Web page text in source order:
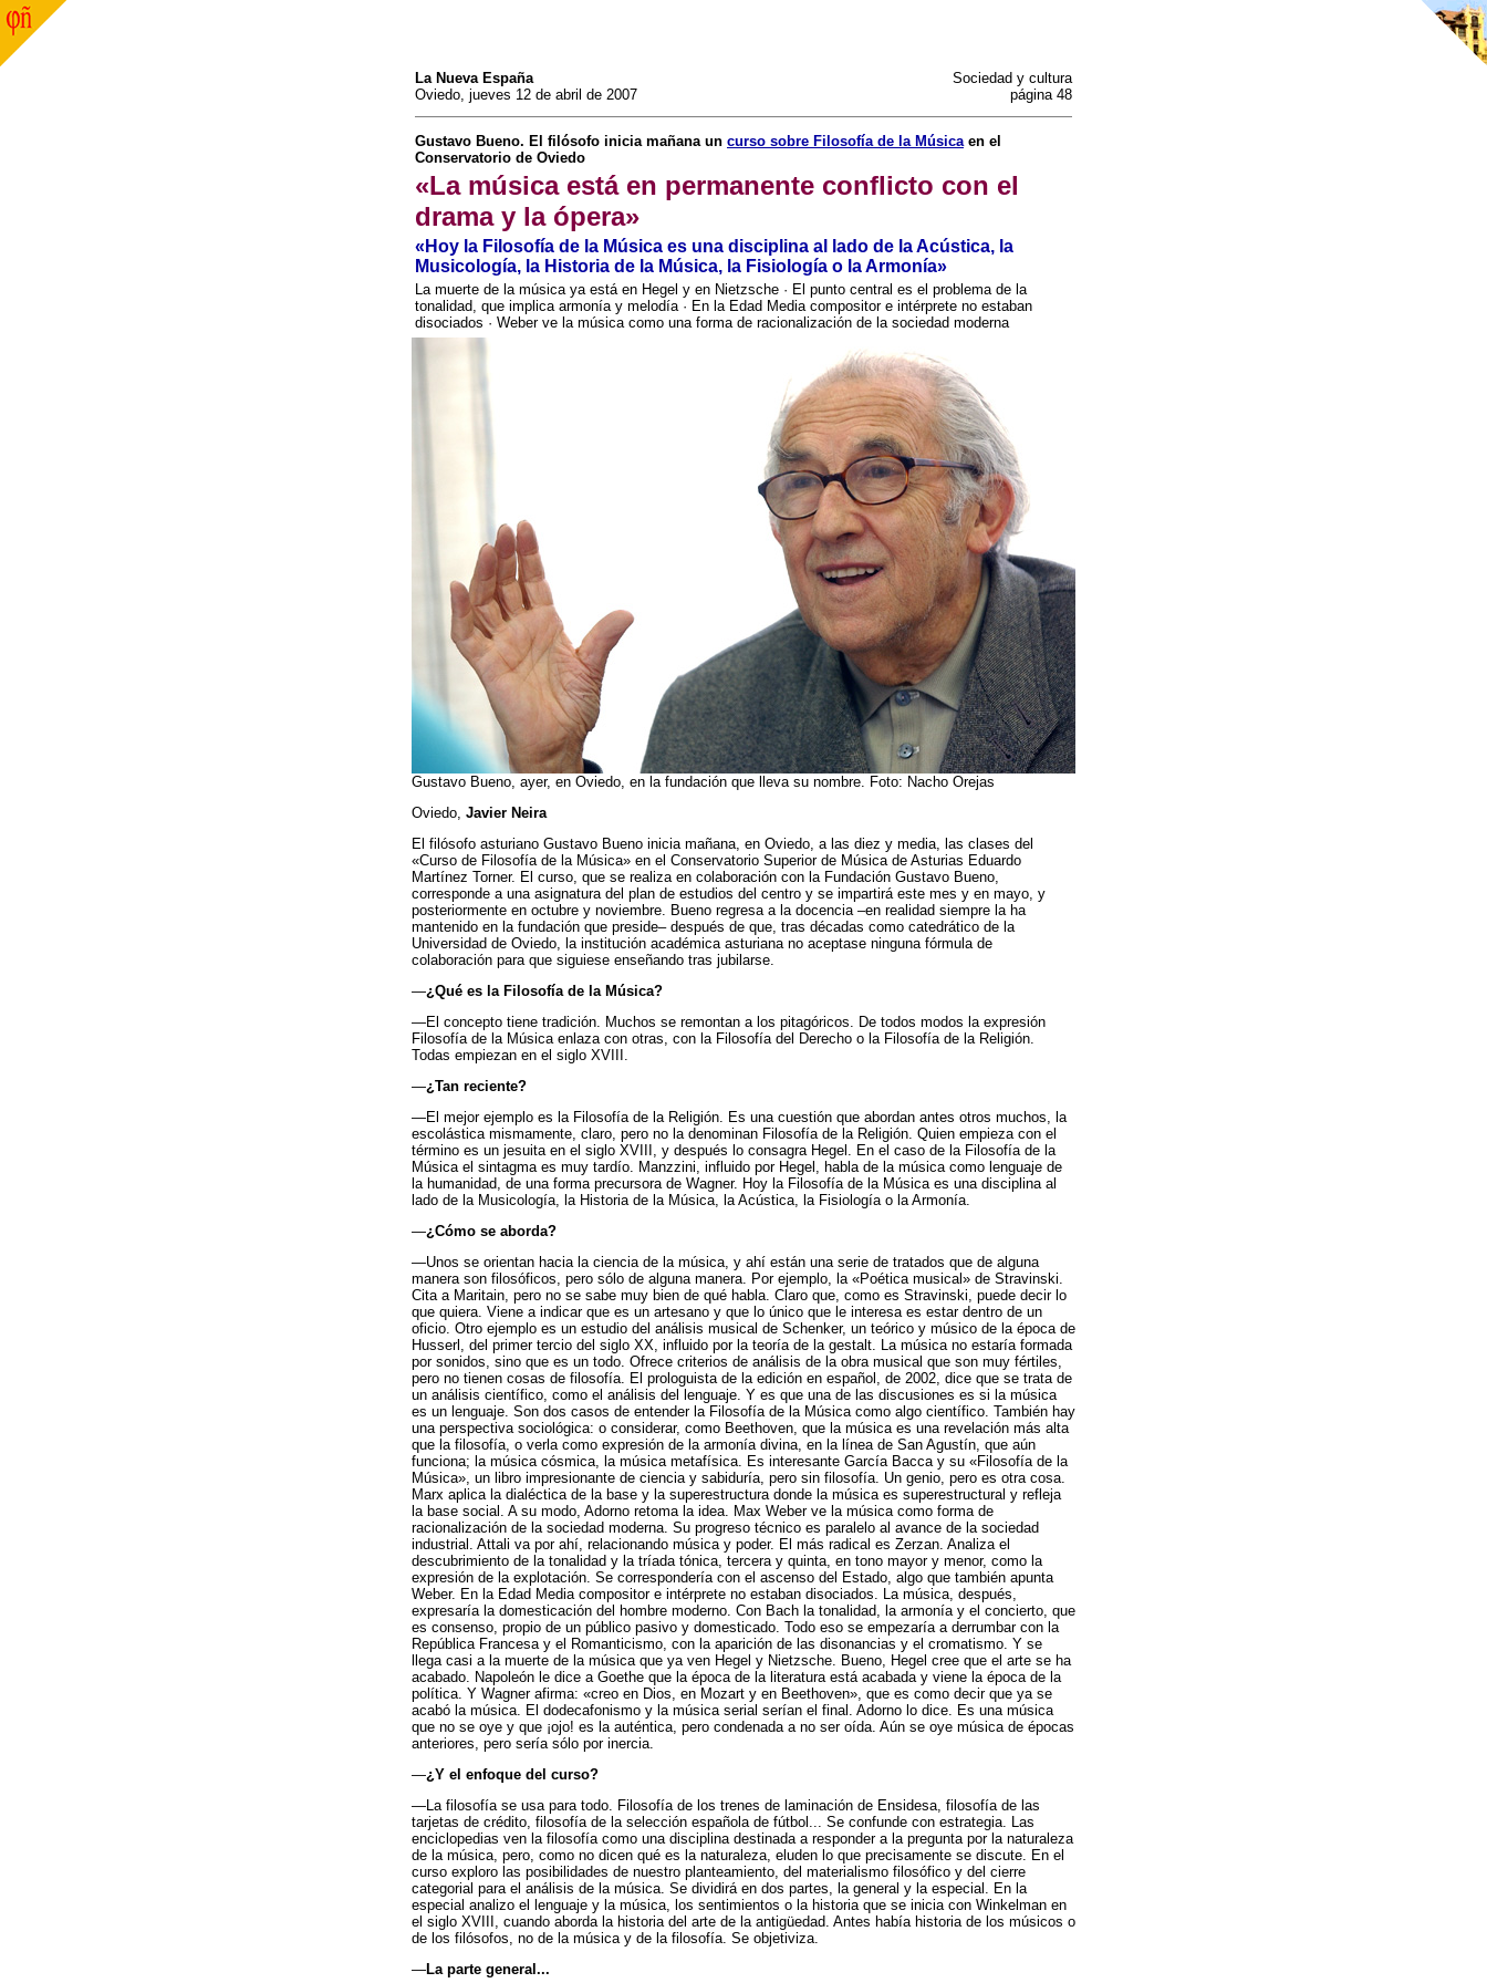
La Nueva España
Oviedo, jueves 12 de abril de 2007
Sociedad y cultura
página 48
Gustavo Bueno. El filósofo inicia mañana un curso sobre Filosofía de la Músicaen el
Conservatorio de Oviedo
«La música está en permanente conflicto con el
drama y la ópera»
«Hoy la Filosofía de la Música es una disciplina al lado de la Acústica, la
Musicología, la Historia de la Música, la Fisiología o la Armonía»
La muerte de la música ya está en Hegel y en Nietzsche · El punto central es el problema de la
tonalidad, que implica armonía y melodía · En la Edad Media compositor e intérprete no estaban
disociados · Weber ve la música como una forma de racionalización de la sociedad moderna
Gustavo Bueno, ayer, en Oviedo, en la fundación que lleva su nombre. Foto: Nacho Orejas
Oviedo, Javier Neira
El filósofo asturiano Gustavo Bueno inicia mañana, en Oviedo, a las diez y media, las clases del
«Curso de Filosofía de la Música» en el Conservatorio Superior de Música de Asturias Eduardo
Martínez Torner. El curso, que se realiza en colaboración con la Fundación Gustavo Bueno,
corresponde a una asignatura del plan de estudios del centro y se impartirá este mes y en mayo, y
posteriormente en octubre y noviembre. Bueno regresa a la docencia –en realidad siempre la ha
mantenido en la fundación que preside– después de que, tras décadas como catedrático de la
Universidad de Oviedo, la institución académica asturiana no aceptase ninguna fórmula de
colaboración para que siguiese enseñando tras jubilarse.
—¿Qué es la Filosofía de la Música?
—El concepto tiene tradición. Muchos se remontan a los pitagóricos. De todos modos la expresión
Filosofía de la Música enlaza con otras, con la Filosofía del Derecho o la Filosofía de la Religión.
Todas empiezan en el siglo XVIII.
—¿Tan reciente?
—El mejor ejemplo es la Filosofía de la Religión. Es una cuestión que abordan antes otros muchos, la
escolástica mismamente, claro, pero no la denominan Filosofía de la Religión. Quien empieza con el
término es un jesuita en el siglo XVIII, y después lo consagra Hegel. En el caso de la Filosofía de la
Música el sintagma es muy tardío. Manzzini, influido por Hegel, habla de la música como lenguaje de
la humanidad, de una forma precursora de Wagner. Hoy la Filosofía de la Música es una disciplina al
lado de la Musicología, la Historia de la Música, la Acústica, la Fisiología o la Armonía.
—¿Cómo se aborda?
—Unos se orientan hacia la ciencia de la música, y ahí están una serie de tratados que de alguna
manera son filosóficos, pero sólo de alguna manera. Por ejemplo, la «Poética musical» de Stravinski.
Cita a Maritain, pero no se sabe muy bien de qué habla. Claro que, como es Stravinski, puede decir lo
que quiera. Viene a indicar que es un artesano y que lo único que le interesa es estar dentro de un
oficio. Otro ejemplo es un estudio del análisis musical de Schenker, un teórico y músico de la época de
Husserl, del primer tercio del siglo XX, influido por la teoría de la gestalt. La música no estaría formada
por sonidos, sino que es un todo. Ofrece criterios de análisis de la obra musical que son muy fértiles,
pero no tienen cosas de filosofía. El prologuista de la edición en español, de 2002, dice que se trata de
un análisis científico, como el análisis del lenguaje. Y es que una de las discusiones es si la música
es un lenguaje. Son dos casos de entender la Filosofía de la Música como algo científico. También hay
una perspectiva sociológica: o considerar, como Beethoven, que la música es una revelación más alta
que la filosofía, o verla como expresión de la armonía divina, en la línea de San Agustín, que aún
funciona; la música cósmica, la música metafísica. Es interesante García Bacca y su «Filosofía de la
Música», un libro impresionante de ciencia y sabiduría, pero sin filosofía. Un genio, pero es otra cosa.
Marx aplica la dialéctica de la base y la superestructura donde la música es superestructural y refleja
la base social. A su modo, Adorno retoma la idea. Max Weber ve la música como forma de
racionalización de la sociedad moderna. Su progreso técnico es paralelo al avance de la sociedad
industrial. Attali va por ahí, relacionando música y poder. El más radical es Zerzan. Analiza el
descubrimiento de la tonalidad y la tríada tónica, tercera y quinta, en tono mayor y menor, como la
expresión de la explotación. Se correspondería con el ascenso del Estado, algo que también apunta
Weber. En la Edad Media compositor e intérprete no estaban disociados. La música, después,
expresaría la domesticación del hombre moderno. Con Bach la tonalidad, la armonía y el concierto, que
es consenso, propio de un público pasivo y domesticado. Todo eso se empezaría a derrumbar con la
República Francesa y el Romanticismo, con la aparición de las disonancias y el cromatismo. Y se
llega casi a la muerte de la música que ya ven Hegel y Nietzsche. Bueno, Hegel cree que el arte se ha
acabado. Napoleón le dice a Goethe que la época de la literatura está acabada y viene la época de la
política. Y Wagner afirma: «creo en Dios, en Mozart y en Beethoven», que es como decir que ya se
acabó la música. El dodecafonismo y la música serial serían el final. Adorno lo dice. Es una música
que no se oye y que ¡ojo! es la auténtica, pero condenada a no ser oída. Aún se oye música de épocas
anteriores, pero sería sólo por inercia.
—¿Y el enfoque del curso?
—La filosofía se usa para todo. Filosofía de los trenes de laminación de Ensidesa, filosofía de las
tarjetas de crédito, filosofía de la selección española de fútbol... Se confunde con estrategia. Las
enciclopedias ven la filosofía como una disciplina destinada a responder a la pregunta por la naturaleza
de la música, pero, como no dicen qué es la naturaleza, eluden lo que precisamente se discute. En el
curso exploro las posibilidades de nuestro planteamiento, del materialismo filosófico y del cierre
categorial para el análisis de la música. Se dividirá en dos partes, la general y la especial. En la
especial analizo el lenguaje y la música, los sentimientos o la historia que se inicia con Winkelman en
el siglo XVIII, cuando aborda la historia del arte de la antigüedad. Antes había historia de los músicos o
de los filósofos, no de la música y de la filosofía. Se objetiviza.
—La parte general...